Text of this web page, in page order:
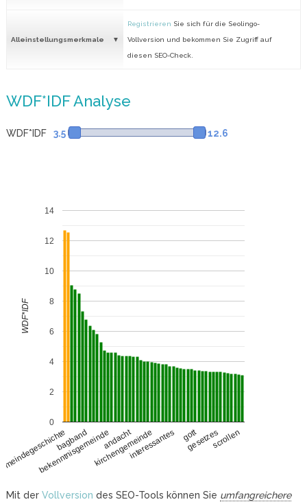
Alleinstellungsmerkmale
Registrieren Sie sich für die Seolingo-
Vollversion und bekommen Sie Zugriff auf
diesen SEO-Check.
WDF*IDF Analyse
WDF*IDF 3.5 12.6
bagband
bekenntnisgemeindeandacht
kirchengemeinde
interessantes gott
gesetzesscrollen
0
2
4
6
8
10
12
14
WDF*IDF
Mit der Vollversion des SEO-Tools können Sie umfangreichere